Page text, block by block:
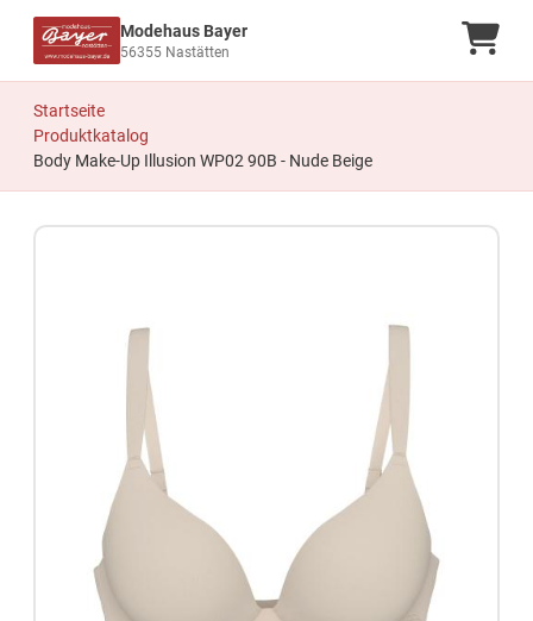
Modehaus Bayer
56355 Nastätten
Startseite
Produktkatalog
Body Make-Up Illusion WP02 90B - Nude Beige